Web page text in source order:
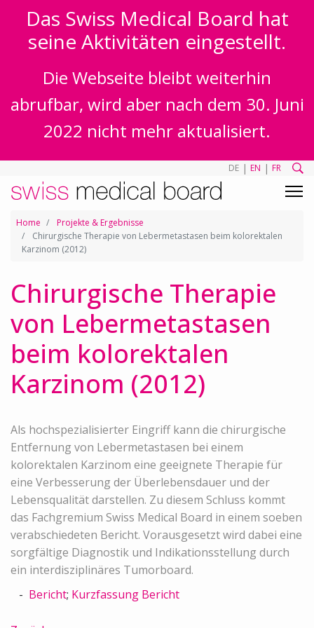
Das Swiss Medical Board hat
seine Aktivitäten eingestellt.
Die Webseite bleibt weiterhin
abrufbar, wird aber nach dem 30. Juni
2022 nicht mehr aktualisiert.
DE | EN | FR
Home
Projekte & Ergebnisse
Chirurgische Therapie von Lebermetastasen beim kolorektalen
Karzinom (2012)
Chirurgische Therapie
von Lebermetastasen
beim kolorektalen
Karzinom (2012)
Als hochspezialisierter Eingriff kann die chirurgische
Entfernung von Lebermetastasen bei einem
kolorektalen Karzinom eine geeignete Therapie für
eine Verbesserung der Überlebensdauer und der
Lebensqualität darstellen. Zu diesem Schluss kommt
das Fachgremium Swiss Medical Board in einem soeben
verabschiedeten Bericht. Vorausgesetzt wird dabei eine
sorgfältige Diagnostik und Indikationsstellung durch
ein interdisziplinäres Tumorboard.
Bericht; Kurzfassung Bericht